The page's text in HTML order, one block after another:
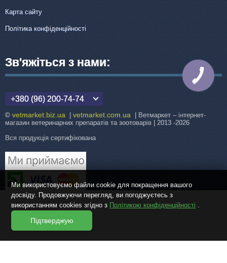
Карта сайту
Політика конфіденційності
Зв'яжіться з нами:
+380 (96) 200-74-74
© vetmarket.biz.ua | vetmarket.com.ua | Ветмаркет – інтернет-
магазин ветеринарних препаратів та зоотоварів | 2013 -2026
Вся продукція сертифікована
Ми використовуємо файли cookie для покращення вашого
досвіду. Продовжуючи перегляд, ви погоджуєтесь з
використанням cookies згідно з Політикою конфіденційності .
Підтверджую
КНОПКА
ЗВ'ЯЗКУ